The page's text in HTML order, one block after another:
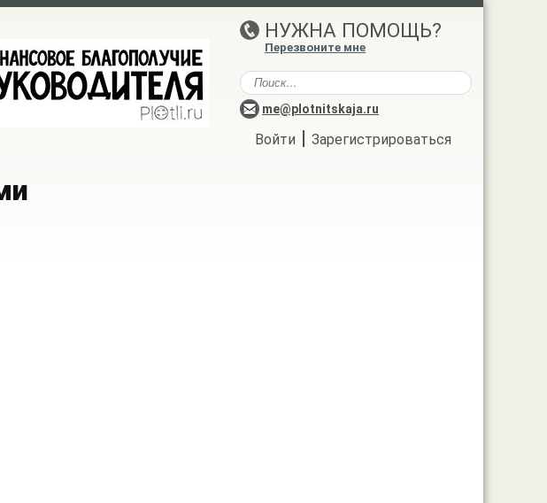
НУЖНА ПОМОЩЬ?
Перезвоните мне
me@plotnitskaja.ru
Войти | Зарегистрироваться